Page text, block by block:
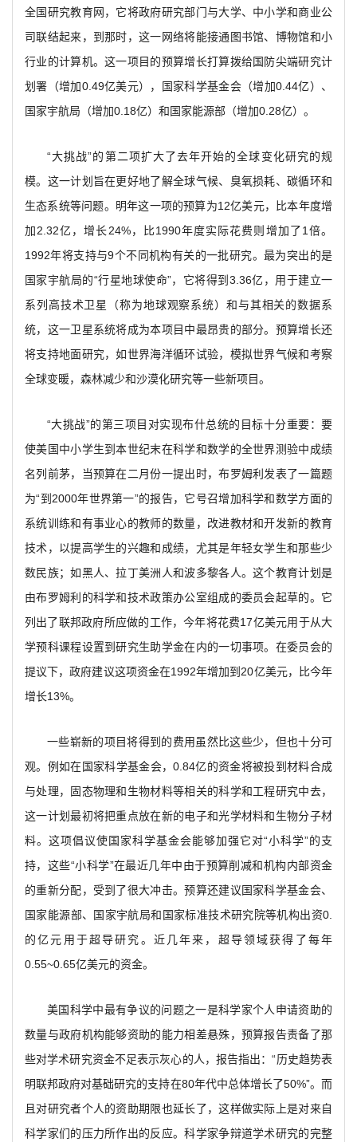
全国研究教育网，它将政府研究部门与大学、中小学和商业公
司联结起来，到那时，这一网络将能接通图书馆、博物馆和小
行业的计算机。这一项目的预算增长打算拨给国防尖端研究计
划署（增加0.49亿美元），国家科学基金会（增加0.44亿）、
国家宇航局（增加0.18亿）和国家能源部（增加0.28亿）。
“大挑战”的第二项扩大了去年开始的全球变化研究的规
模。这一计划旨在更好地了解全球气候、臭氧损耗、碳循环和
生态系统等问题。明年这一项的预算为12亿美元，比本年度增
加2.32亿，增长24%，比1990年度实际花费则增加了1倍。
1992年将支持与9个不同机构有关的一批研究。最为突出的是
国家宇航局的“行星地球使命”，它将得到3.36亿，用于建立一
系列高技术卫星（称为地球观察系统）和与其相关的数据系
统，这一卫星系统将成为本项目中最昂贵的部分。预算增长还
将支持地面研究，如世界海洋循环试验，模拟世界气候和考察
全球变暖，森林减少和沙漠化研究等一些新项目。
“大挑战”的第三项目对实现布什总统的目标十分重要：要
使美国中小学生到本世纪末在科学和数学的全世界测验中成绩
名列前茅，当预算在二月份一提出时，布罗姆利发表了一篇题
为“到2000年世界第一”的报告，它号召增加科学和数学方面的
系统训练和有事业心的教师的数量，改进教材和开发新的教育
技术，以提高学生的兴趣和成绩，尤其是年轻女学生和那些少
数民族；如黑人、拉丁美洲人和波多黎各人。这个教育计划是
由布罗姆利的科学和技术政策办公室组成的委员会起草的。它
列出了联邦政府所应做的工作，今年将花费17亿美元用于从大
学预科课程设置到研究生助学金在内的一切事项。在委员会的
提议下，政府建议这项资金在1992年增加到20亿美元，比今年
增长13%。
一些崭新的项目将得到的费用虽然比这些少，但也十分可
观。例如在国家科学基金会，0.84亿的资金将被投到材料合成
与处理，固态物理和生物材料等相关的科学和工程研究中去，
这一计划最初将把重点放在新的电子和光学材料和生物分子材
料。这项倡议使国家科学基金会能够加强它对“小科学”的支
持，这些“小科学”在最近几年中由于预算削减和机构内部资金
的重新分配，受到了很大冲击。预算还建议国家科学基金会、
国家能源部、国家宇航局和国家标准技术研究院等机构出资0.
的亿元用于超导研究。近几年来，超导领域获得了每年
0.55~0.65亿美元的资金。
美国科学中最有争议的问题之一是科学家个人申请资助的
数量与政府机构能够资助的能力相差悬殊，预算报告责备了那
些对学术研究资金不足表示灰心的人，报告指出：“历史趋势表
明联邦政府对基础研究的支持在80年代中总体增长了50%”。而
且对研究者个人的资助期限也延长了，这样做实际上是对来自
科学家们的压力所作出的反应。科学家争辩道学术研究的完整